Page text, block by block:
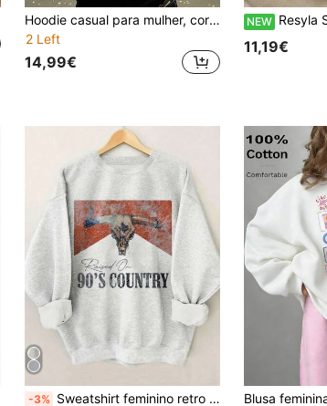
Hoodie casual para mulher, corte extra largo, leve, com estampado estilo street, roupa casual feminina para primavera, outono, uso diário e ocasiões especiais
2 Left
14,99€
NEW Resyla Sweatshirt de Senhora
11,19€
-3% Sweatshirt feminino retro dos anos 90 com gráfico de touro country western, casual, ombros descaídos, gola redonda, manga comprida, pullover de outono